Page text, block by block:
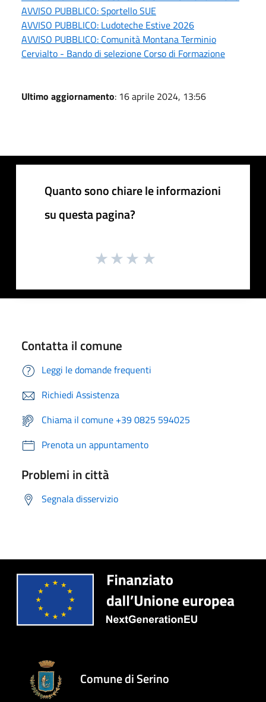
AVVISO PUBBLICO: Sportello SUE
AVVISO PUBBLICO: Ludoteche Estive 2026
AVVISO PUBBLICO: Comunità Montana Terminio
Cervialto - Bando di selezione Corso di Formazione
Ultimo aggiornamento: 16 aprile 2024, 13:56
Quanto sono chiare le informazioni
su questa pagina?
Contatta il comune
Leggi le domande frequenti
Richiedi Assistenza
Chiama il comune +39 0825 594025
Prenota un appuntamento
Problemi in città
Segnala disservizio
Comune di Serino